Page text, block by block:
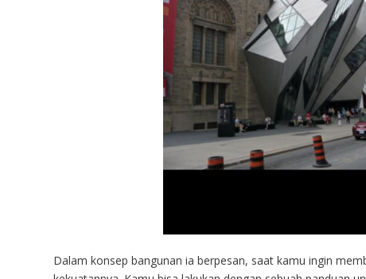
Dalam konsep bangunan ia berpesan, saat kamu ingin